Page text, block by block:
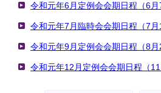
令和元年6月定例会会期日程（6月
令和元年7月臨時会会期日程（7月
令和元年9月定例会会期日程（8月
令和元年12月定例会会期日程（